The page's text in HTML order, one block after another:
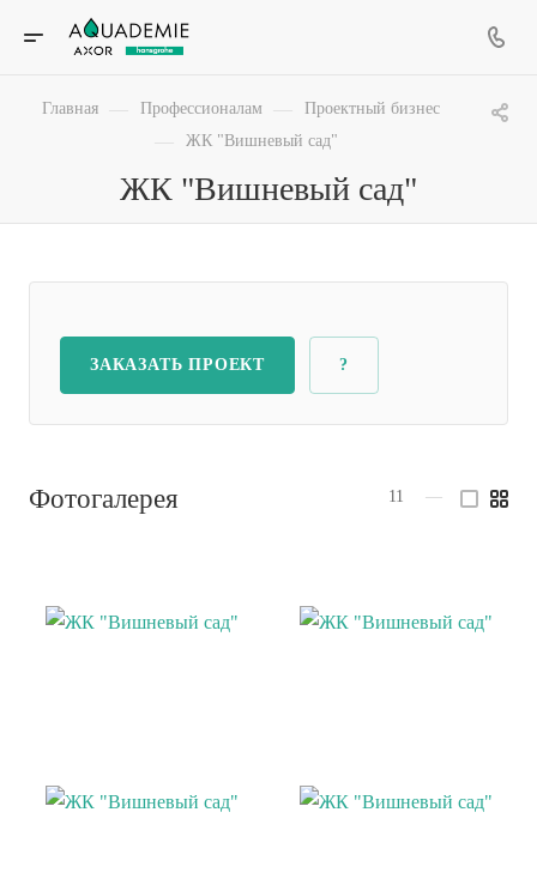
Главная Профессионалам Проектный бизнес
ЖК "Вишневый сад"
ЖК "Вишневый сад"
ЗАКАЗАТЬ ПРОЕКТ ?
Фотогалерея 11 —